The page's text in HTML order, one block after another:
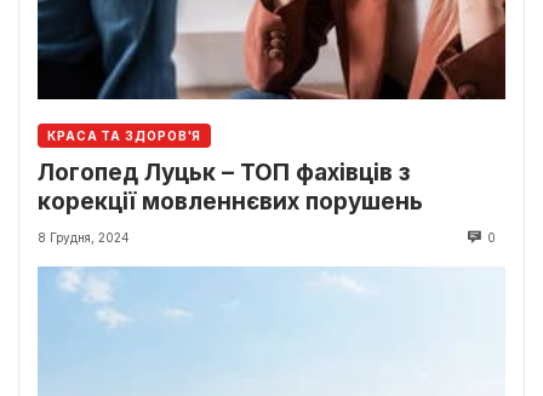
КРАСА ТА ЗДОРОВ'Я
Логопед Луцьк – ТОП фахівців з
корекції мовленнєвих порушень
8 Грудня, 2024 0